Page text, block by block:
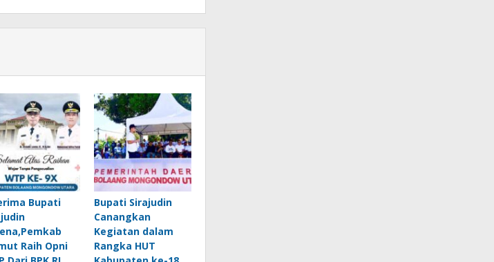
Bupati
Raih Opni
Bupati Sirajudin
Canangkan
Kegiatan dalam
Rangka HUT